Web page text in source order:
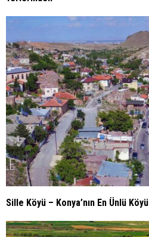
Sille Köyü – Konya’nın En Ünlü Köyü